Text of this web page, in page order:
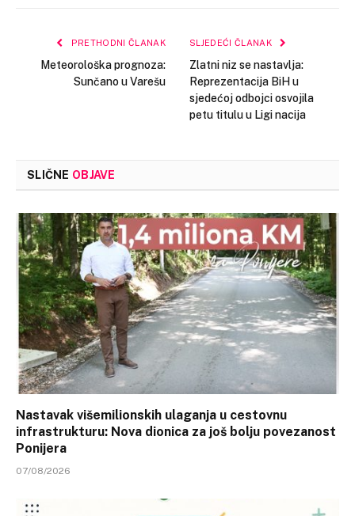
PRETHODNI ČLANAK
Meteorološka prognoza:
Sunčano u Varešu
SLJEDEĆI ČLANAK
Zlatni niz se nastavlja:
Reprezentacija BiH u
sjedećoj odbojci osvojila
petu titulu u Ligi nacija
SLIČNE OBJAVE
Nastavak višemilionskih ulaganja u cestovnu
infrastrukturu: Nova dionica za još bolju povezanost
Ponijera
07/08/2026